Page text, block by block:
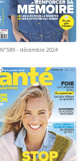
N°589 - décembre 2024